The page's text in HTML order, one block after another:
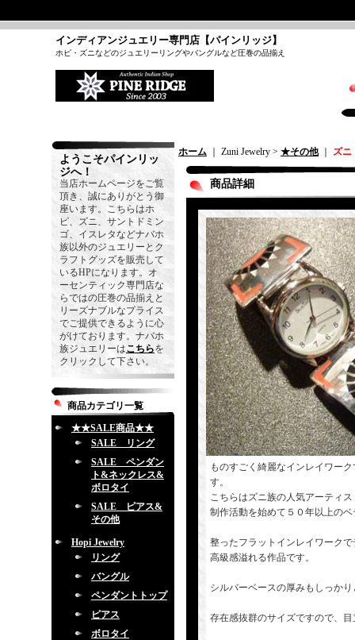
インディアンジュエリー専門店【パインリッジ】
ホピ・ズニなどのジュエリーリングやバングルなど圧巻の品揃え
ようこそパインリッ
ジへ！
当店ホームページをご覧
頂き、誠にありがとう御
座います。こちらはホ
ピ、ズニ、サントドミン
ゴ、イスレタなどナバホ
族以外のジュエリーとク
ラフトグッズを販売して
いるHPになります。オ
ーセンティック専門店な
らではの圧巻の品揃えと
リーズナブルなプライス
でご提供できるように心
がけております。ナバホ
族ジュエリーはこちらを
クリックして下さい。
商品カテゴリ一覧
★★SALE商品★★
SALE リング
SALE ペンダン
ト&ネックレス&
ボロタイ
SALE ピアス&
その他
Hopi Jewelry
リング
バングル
ペンダントトップ
ピアス
ボロタイ
ホーム ｜ Zuni Jewelry > ★その他｜ ズ
商品詳細
ものすごく綺麗なインレイワー
す。
こちらはズニ族の人気アーティ
制作活動を始めて５０年以上の
整ったフラットインレイワーク
高級感溢れる作品です。
シルバーベースの厚みもしっか
存在感抜群のサイズですので、